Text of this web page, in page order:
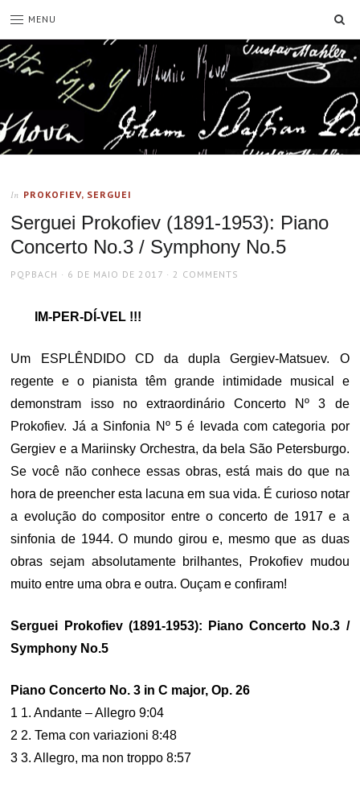
MENU
In PROKOFIEV, SERGUEI
Serguei Prokofiev (1891-1953): Piano
Concerto No.3 / Symphony No.5
AUTHOR
PQPBACH
POSTED
6 DE MAIO DE 2017 2 COMMENTS
IM-PER-DÍ-VEL !!!
Um ESPLÊNDIDO CD da dupla Gergiev-Matsuev. O
regente e o pianista têm grande intimidade musical e
demonstram isso no extraordinário Concerto Nº 3 de
Prokofiev. Já a Sinfonia Nº 5 é levada com categoria por
Gergiev e a Mariinsky Orchestra, da bela São Petersburgo.
Se você não conhece essas obras, está mais do que na
hora de preencher esta lacuna em sua vida. É curioso notar
a evolução do compositor entre o concerto de 1917 e a
sinfonia de 1944. O mundo girou e, mesmo que as duas
obras sejam absolutamente brilhantes, Prokofiev mudou
muito entre uma obra e outra. Ouçam e confiram!
Serguei Prokofiev (1891-1953): Piano Concerto No.3 /
Symphony No.5
Piano Concerto No. 3 in C major, Op. 26
1 1. Andante – Allegro 9:04
2 2. Tema con variazioni 8:48
3 3. Allegro, ma non troppo 8:57